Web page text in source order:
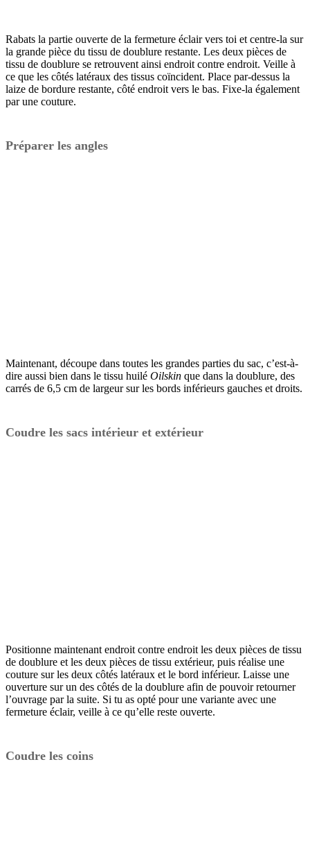
Rabats la partie ouverte de la fermeture éclair vers toi et centre-la sur
la grande pièce du tissu de doublure restante. Les deux pièces de
tissu de doublure se retrouvent ainsi endroit contre endroit. Veille à
ce que les côtés latéraux des tissus coïncident. Place par-dessus la
laize de bordure restante, côté endroit vers le bas. Fixe-la également
par une couture.
Préparer les angles
Maintenant, découpe dans toutes les grandes parties du sac, c’est-à-
dire aussi bien dans le tissu huilé Oilskin que dans la doublure, des
carrés de 6,5 cm de largeur sur les bords inférieurs gauches et droits.
Coudre les sacs intérieur et extérieur
Positionne maintenant endroit contre endroit les deux pièces de tissu
de doublure et les deux pièces de tissu extérieur, puis réalise une
couture sur les deux côtés latéraux et le bord inférieur. Laisse une
ouverture sur un des côtés de la doublure afin de pouvoir retourner
l’ouvrage par la suite. Si tu as opté pour une variante avec une
fermeture éclair, veille à ce qu’elle reste ouverte.
Coudre les coins